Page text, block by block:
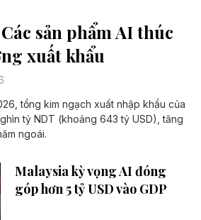
sản phẩm AI thúc
xuất khẩu
tổng kim ngạch xuất nhập khẩu của
tỷ NDT (khoảng 643 tỷ USD), tăng
ngoái.
Malaysia kỳ vọng AI ​​đóng
góp hơn 5 tỷ USD vào GDP